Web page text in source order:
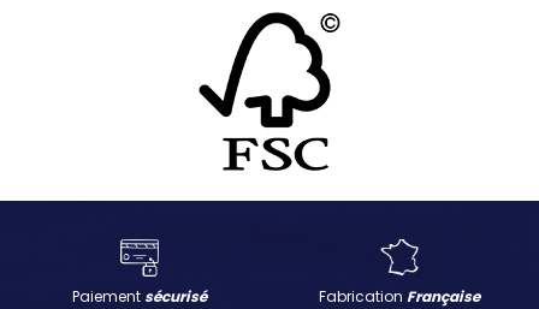
Paiement sécurisé Fabrication Française